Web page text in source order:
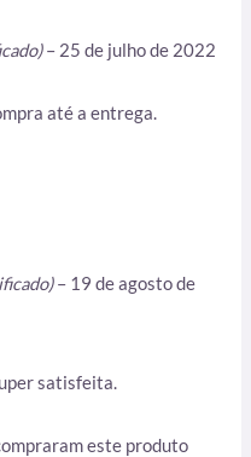
– 25 de julho de 2022
até a entrega.
– 19 de agosto de
satisfeita.
este produto